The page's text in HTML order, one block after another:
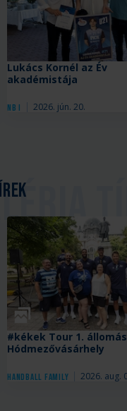
NB I 2026. jún. 20.
Lukács Kornél az Év
akadémistája
Galéria
Handball Family 2026. aug.
#kékek Tour 1.
Hódmezővásárhely